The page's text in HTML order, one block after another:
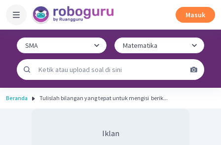
Masuk
Beranda Tulislah bilangan yang tepat untuk mengisi ​ berik...
Iklan